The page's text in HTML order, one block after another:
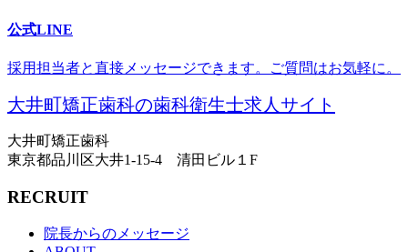
公式LINE
採用担当者と直接メッセージできます。ご質問はお気軽に。
大井町矯正歯科の歯科衛生士求人サイト
大井町矯正歯科
東京都品川区大井1-15-4 清田ビル１F
RECRUIT
院長からのメッセージ